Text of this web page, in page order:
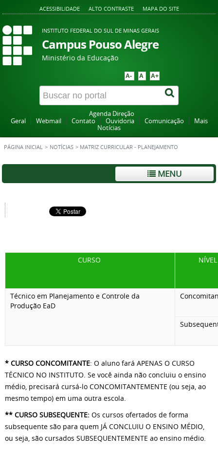
ACESSIBILIDADE ALTO CONTRASTE MAPA DO SITE
INSTITUTO FEDERAL DO SUL DE MINAS GERAIS
Campus Pouso Alegre
Ministério da Educação
A- A A+
Agenda Direção
Geral
Webmail Contato Ouvidoria Comunicação
Mais
Notícias
PÁGINA INICIAL > NOTÍCIAS > MATRIZ CURRICULAR - PLANEJAMENTO
MENU
CURSO NÍVEL
Técnico em Planejamento e Controle da
Produção EaD
* CURSO CONCOMITANTE: O aluno fará APENAS O CURSO
TÉCNICO NO INSTITUTO. Se você ainda não concluiu o ensino
médio, precisará cursá-lo CONCOMITANTEMENTE (ou seja, ao
mesmo tempo) em uma outra escola.
** CURSO SUBSEQUENTE: Os cursos ofertados de forma
subsequente são para quem JÁ CONCLUIU O ENSINO MÉDIO,
ou seja, são cursados SUBSEQUENTEMENTE ao ensino médio.